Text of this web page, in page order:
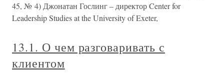
45, № 4) Джонатан Гослинг – директор Center for
Leadership Studies at the University of Exeter,
13.1. О чем разговаривать с
клиентом